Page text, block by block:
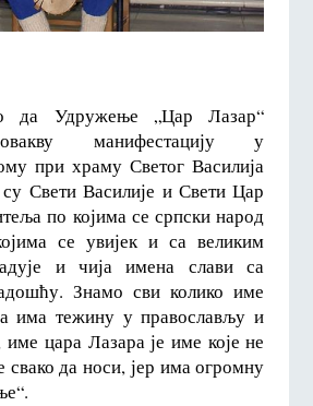
да Удружење „Цар Лазар“
манифестацију у
при храму Светог Василија
Свети Василије и Свети Цар
по којима се српски народ
се увијек и са великим
и чија имена слави са
Знамо сви колико име
има тежину у православљу и
име цара Лазара је име које не
да носи, јер има огромну